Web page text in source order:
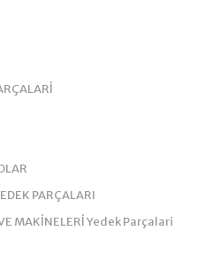
PARÇALARI
MAKİNELERİ Yedek Parçalari